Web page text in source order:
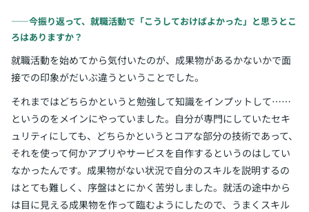
――今振り返って、就職活動で「こうしておけばよかった」と思うとこ
ろはありますか？
就職活動を始めてから気付いたのが、成果物があるかないかで面
接での印象がだいぶ違うということでした。
それまではどちらかというと勉強して知識をインプットして……
というのをメインにやっていました。自分が専門にしていたセキ
ュリティにしても、どちらかというとコアな部分の技術であって、
それを使って何かアプリやサービスを自作するというのはしてい
なかったんです。成果物がない状況で自分のスキルを説明するの
はとても難しく、序盤はとにかく苦労しました。就活の途中から
は目に見える成果物を作って臨むようにしたので、うまくスキル